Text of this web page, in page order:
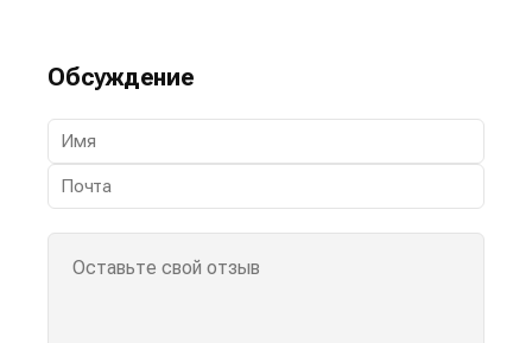
Обсуждение